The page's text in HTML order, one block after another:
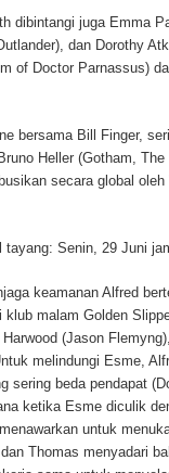
dibintangi juga Emma
dan Dorothy
of Doctor Parnassus)
bersama Bill Finger,
Heller (Gotham,
secara global
tayang: Senin, 29 Juni
keamanan Alfred
malam Golden
(Jason
melindungi Esme,
sering beda pendapat
ketika Esme diculik
untuk
Thomas menyadari